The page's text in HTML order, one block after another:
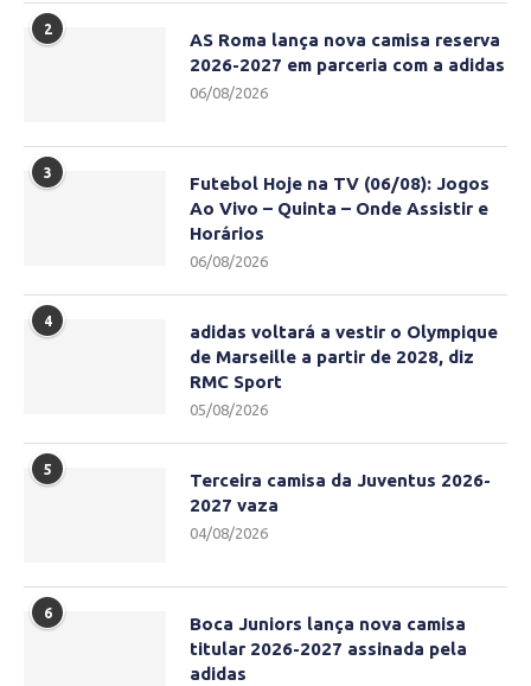
2
AS Roma lança nova camisa reserva
2026-2027 em parceria com a adidas
06/08/2026
3
Futebol Hoje na TV (06/08): Jogos
Ao Vivo – Quinta – Onde Assistir e
Horários
06/08/2026
4
adidas voltará a vestir o Olympique
de Marseille a partir de 2028, diz
RMC Sport
05/08/2026
5
Terceira camisa da Juventus 2026-
2027 vaza
04/08/2026
6
Boca Juniors lança nova camisa
titular 2026-2027 assinada pela
adidas